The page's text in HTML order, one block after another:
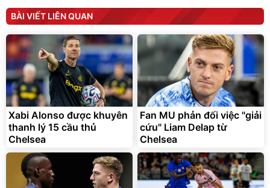
Flash Sale
Lót ghế ôtô, nâng lưng
chống nóng giúp thoải mái
trong di chuyển
295.000đ
Đã bán nhiều
BÀI VIẾT LIÊN QUAN
Xabi Alonso được khuyên
thanh lý 15 cầu thủ
Chelsea
Fan MU phản đối việc "giải
cứu" Liam Delap từ
Chelsea